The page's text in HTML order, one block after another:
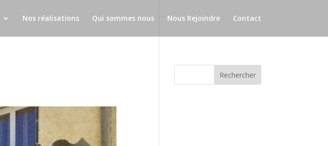
Nos réalisations Qui sommes nous Nous Rejoindre Contact